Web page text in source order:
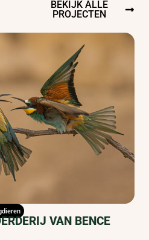
BEKIJK ALLE
PROJECTEN
VAN BENCE